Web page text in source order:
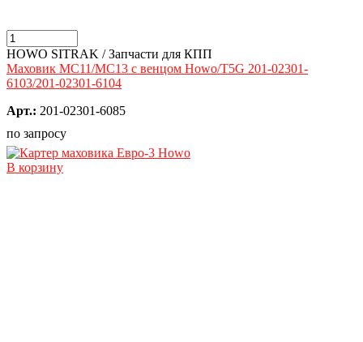
HOWO SITRAK / Запчасти для КПП
Маховик MC11/MC13 с венцом Howo/T5G 201-02301-
6103/201-02301-6104
Арт.: 201-02301-6085
по запросу
В корзину